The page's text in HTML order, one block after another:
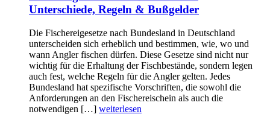
Unterschiede, Regeln & Bußgelder
Die Fischereigesetze nach Bundesland in Deutschland
unterscheiden sich erheblich und bestimmen, wie, wo und
wann Angler fischen dürfen. Diese Gesetze sind nicht nur
wichtig für die Erhaltung der Fischbestände, sondern legen
auch fest, welche Regeln für die Angler gelten. Jedes
Bundesland hat spezifische Vorschriften, die sowohl die
Anforderungen an den Fischereischein als auch die
notwendigen […] weiterlesen